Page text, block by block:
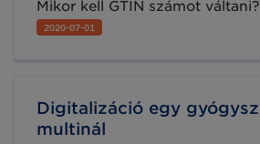
Mikor kell GTIN számot
néhány olyan kérdés, amellyel
találkozunk GS1 szakértőként
2020-07-01
Digitalizáció egy
multinál